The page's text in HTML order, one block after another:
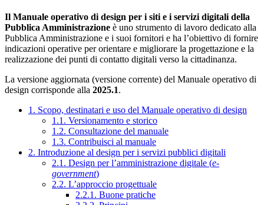
Il Manuale operativo di design per i siti e i servizi digitali della
Pubblica Amministrazione è uno strumento di lavoro dedicato alla
Pubblica Amministrazione e i suoi fornitori e ha l’obiettivo di fornire
indicazioni operative per orientare e migliorare la progettazione e la
realizzazione dei punti di contatto digitali verso la cittadinanza.
La versione aggiornata (versione corrente) del Manuale operativo di
design corrisponde alla 2025.1.
1. Scopo, destinatari e uso del Manuale operativo di design
1.1. Versionamento e storico
1.2. Consultazione del manuale
1.3. Contribuisci al manuale
2. Introduzione al design per i servizi pubblici digitali
2.1. Design per l’amministrazione digitale (e-
government)
2.2. L’approccio progettuale
2.2.1. Buone pratiche